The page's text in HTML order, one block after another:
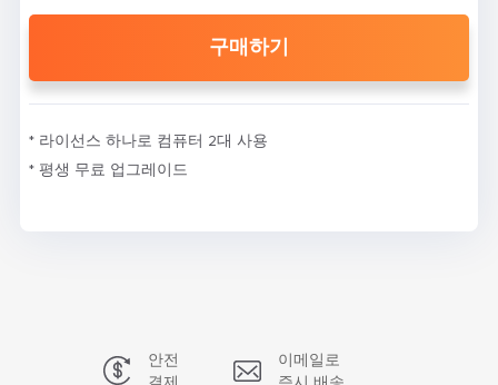
구매하기
* 라이선스 하나로 컴퓨터 2대 사용
* 평생 무료 업그레이드
안전
이메일로